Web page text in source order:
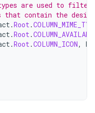
are used to
that contain the
.Root.
.Root.
.Root.COLUMN_ICON, R